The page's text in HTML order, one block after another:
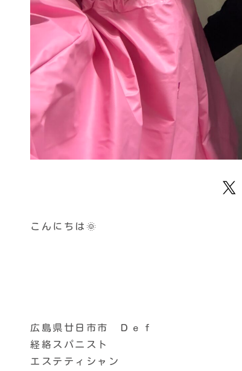
こんにちは🌞
広島県廿日市市 Ｄｅｆ
経絡スパニスト
エステティシャン